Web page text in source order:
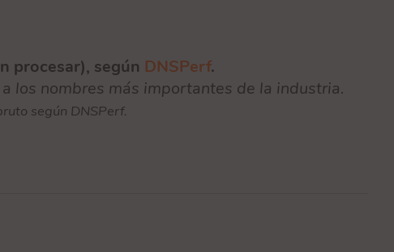
procesar), según DNSPerf.
los nombres más importantes de la industria.
según DNSPerf.